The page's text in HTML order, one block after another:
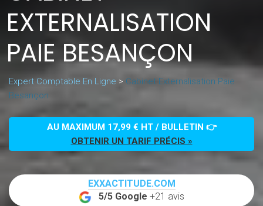
EXTERNALISATION
PAIE BESANÇON
Expert Comptable En Ligne > Cabinet Externalisation Paie
Besançon
AU MAXIMUM 17,99 € HT / BULLETIN 👉
OBTENIR UN TARIF PRÉCIS »
EXXACTITUDE.COM
5/5 Google +21 avis